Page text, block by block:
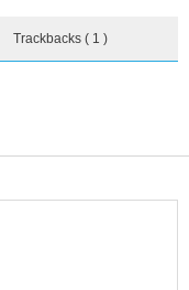
Trackbacks ( 1 )